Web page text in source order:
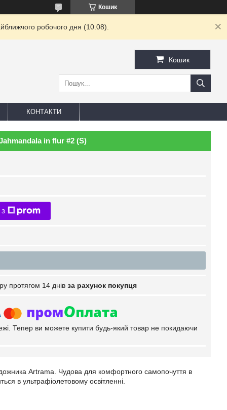
Кошик
робочого дня (10.08).
Кошик
КОНТАКТИ
in flur #2 (S)
протягом 14 днів за рахунок покупця
Тепер ви можете купити будь-який товар не покидаючи
Artrama. Чудова для комфортного самопочуття в
в ультрафіолетовому освітленні.